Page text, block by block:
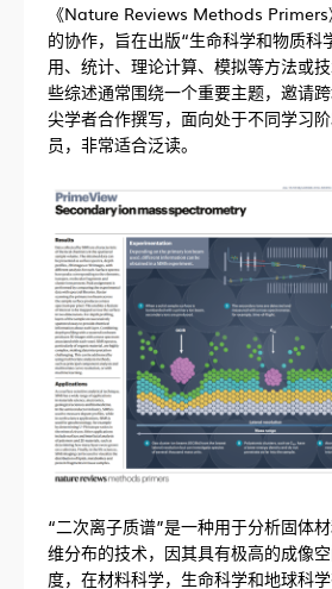
《Nature Reviews Methods
的协作，旨在出版“生命科学和物质科
用、统计、理论计算、模拟等方法或
些综述通常围绕一个重要主题，邀请
尖学者合作撰写，面向处于不同学习
员，非常适合泛读。
“二次离子质谱”是一种用于分析固体
维分布的技术，因其具有极高的成像
度，在材料科学，生命科学和地球科